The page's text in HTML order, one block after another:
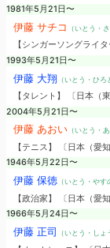
1981年5月21日〜
伊藤 サチコ （いとう・
【シンガーソングライ
1993年5月21日〜
伊藤 大翔 （いとう・ひろ
【タレント】 〔日本（
2004年5月21日〜
伊藤 あおい（いとう・あ
【テニス】 〔日本（愛知
1946年5月22日〜
伊藤 保徳（いとう・やす
【政治家】 〔日本（愛知
1966年5月24日〜
伊藤 正司 （いとう・しょ